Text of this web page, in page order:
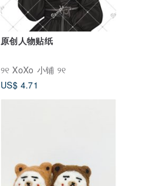
原创人物贴纸
୨୧ XoXo 小铺 ୨୧
US$ 4.71